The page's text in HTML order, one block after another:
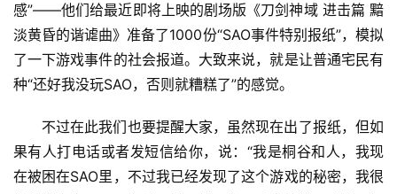
感”——他们给最近即将上映的剧场版《刀剑神域 进击篇 黯
淡黄昏的谐谑曲》准备了1000份“SAO事件特别报纸”，模拟
了一下游戏事件的社会报道。大致来说，就是让普通宅民有
种“还好我没玩SAO，否则就糟糕了”的感觉。
不过在此我们也要提醒大家，虽然现在出了报纸，但如
果有人打电话或者发短信给你，说：“我是桐谷和人，我现
在被困在SAO里，不过我已经发现了这个游戏的秘密，我很